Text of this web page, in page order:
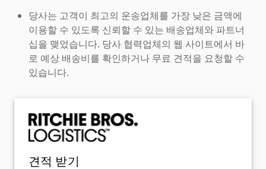
당사는 고객이 최고의 운송업체를 가장 낮은 금액에
이용할 수 있도록 신뢰할 수 있는 배송업체와 파트너
십을 맺었습니다. 당사 협력업체의 웹 사이트에서 바
로 예상 배송비를 확인하거나 무료 견적을 요청할 수
있습니다.
견적 받기